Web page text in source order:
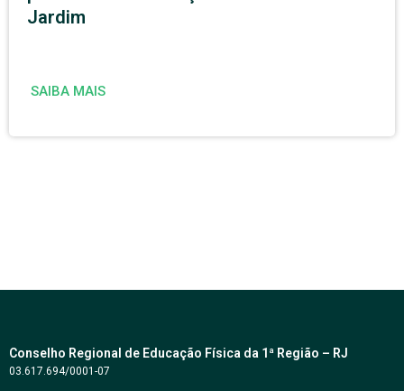
Jardim
SAIBA MAIS
Conselho Regional de Educação Física da 1ª Região – RJ
03.617.694/0001-07